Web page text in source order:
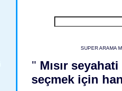
SUPER ARAMA
" Mısır
seçmek için